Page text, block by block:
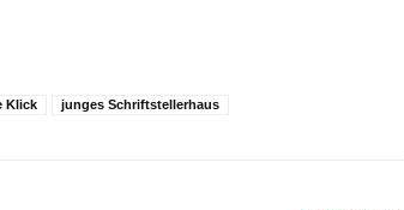
Klick junges Schriftstellerhaus